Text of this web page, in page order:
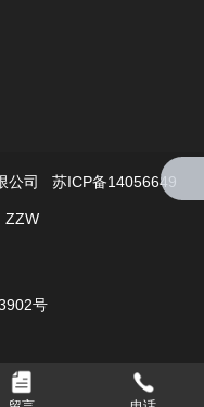
公司 苏ICP备14056649
ZZW
号